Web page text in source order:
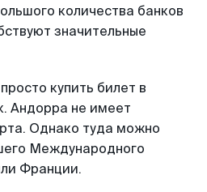
количества банков
значительные
купить билет в
Андорра не имеет
Однако туда можно
Международного
Франции.